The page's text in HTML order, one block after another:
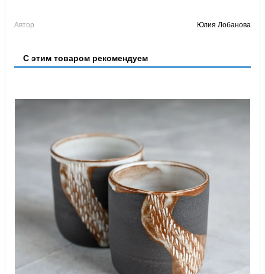
Автор Юлия Лобанова
С этим товаром рекомендуем